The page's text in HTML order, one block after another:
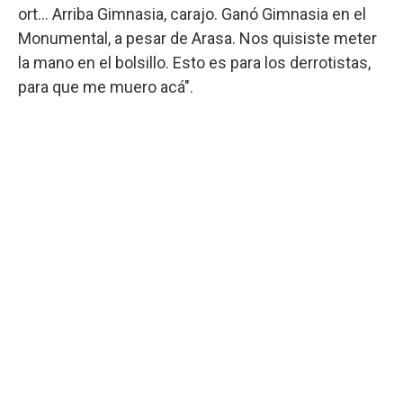
ort... Arriba Gimnasia, carajo. Ganó Gimnasia en el
Monumental, a pesar de Arasa. Nos quisiste meter
la mano en el bolsillo. Esto es para los derrotistas,
para que me muero acá".